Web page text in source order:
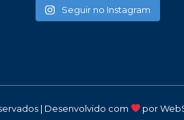
Seguir no Instagram
| Desenvolvido com por